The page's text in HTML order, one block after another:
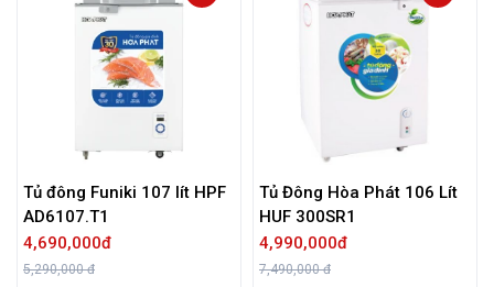
Tủ đông Funiki 107 lít HPF
AD6107.T1
4,690,000đ
5,290,000 đ
Tủ Đông Hòa Phát 106 Lít
HUF 300SR1
4,990,000đ
7,490,000 đ